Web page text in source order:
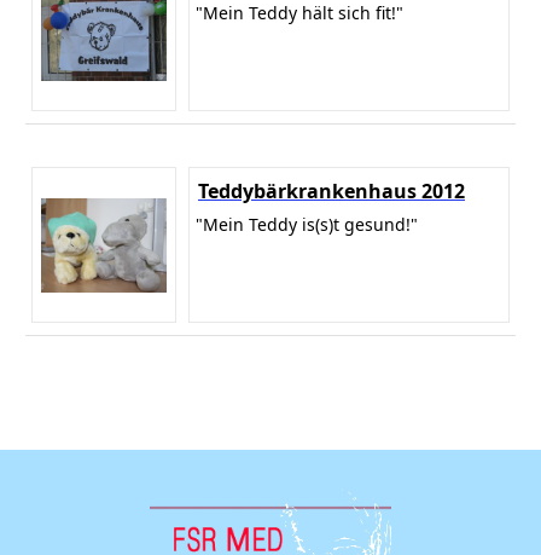
"Mein Teddy hält sich fit!"
Teddybärkrankenhaus 2012
"Mein Teddy is(s)t gesund!"